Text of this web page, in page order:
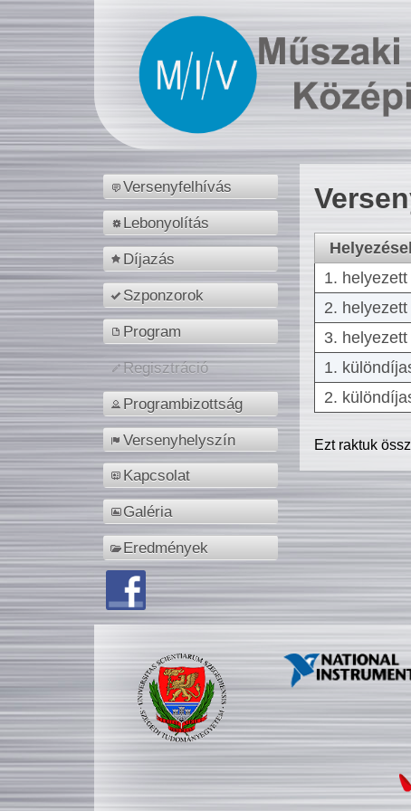
Versenyfelhívás
Lebonyolítás
Díjazás
Szponzorok
Program
Regisztráció
Programbizottság
Versenyhelyszín
Kapcsolat
Galéria
Eredmények
1. helyezett
2. helyezett
3. helyezett
1.
2.
Ezt raktuk